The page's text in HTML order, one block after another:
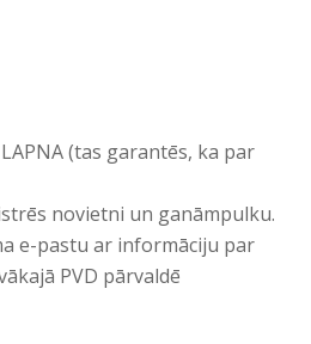
(tas garantēs, ka par
novietni un ganāmpulku.
e-pastu ar informāciju par
PVD pārvaldē